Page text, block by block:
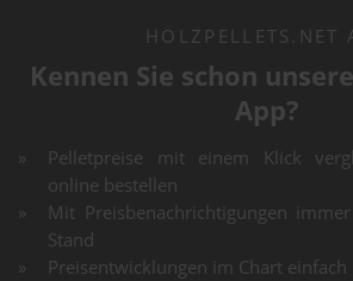
HOLZPELLETS.NET
Kennen Sie schon
App?
Pelletpreise mit einem Klick
online bestellen
Mit Preisbenachrichtigungen
Stand
Preisentwicklungen im Chart